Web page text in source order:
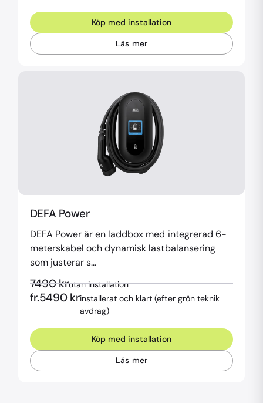
Köp med installation
Läs mer
DEFA Power
DEFA Power är en laddbox med integrerad 6-
meterskabel och dynamisk lastbalansering
som justerar s...
7490krutan installation
fr.5490 krinstallerat och klart (efter grön teknik
avdrag)
Köp med installation
Läs mer